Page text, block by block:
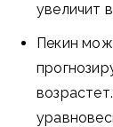
увеличит
Пекин